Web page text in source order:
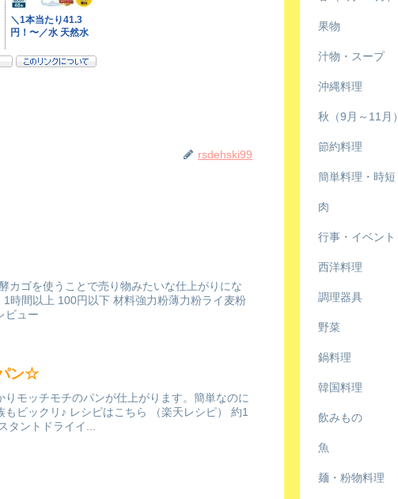
rsdehski99
ゴを使うことで売り物みたいな仕上がりにな
時間以上 100円以下 材料強力粉薄力粉ライ麦粉
ビュー
ン☆
モッチモチのパンが仕上がります。簡単なのに
ビックリ♪ レシピはこちら （楽天レシピ） 約1
ントドライイ...
果物
汁物・スープ
沖縄料理
秋（9月～11月）
節約料理
簡単料理・時短
肉
行事・イベント
西洋料理
調理器具
野菜
鍋料理
韓国料理
飲みもの
魚
麺・粉物料理